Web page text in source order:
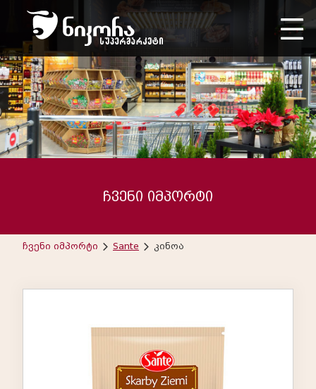
ჩვენი იმპორტი
ჩვენი იმპორტი Sante კინოა